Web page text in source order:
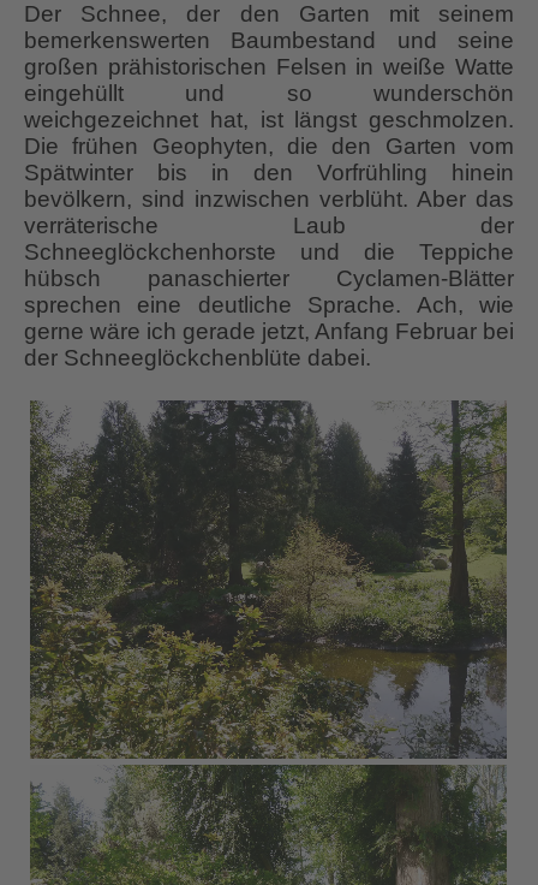
Der Schnee, der den Garten mit seinem
bemerkenswerten Baumbestand und seine
großen prähistorischen Felsen in weiße Watte
eingehüllt und so wunderschön
weichgezeichnet hat, ist längst geschmolzen.
Die frühen Geophyten, die den Garten vom
Spätwinter bis in den Vorfrühling hinein
bevölkern, sind inzwischen verblüht. Aber das
verräterische Laub der
Schneeglöckchenhorste und die Teppiche
hübsch panaschierter Cyclamen-Blätter
sprechen eine deutliche Sprache. Ach, wie
gerne wäre ich gerade jetzt, Anfang Februar bei
der Schneeglöckchenblüte dabei.